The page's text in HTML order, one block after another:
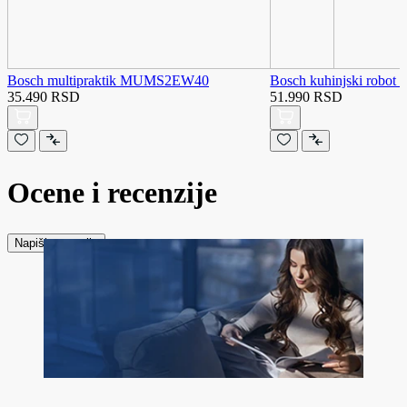
Bosch multipraktik MUMS2EW40
35.490 RSD
Bosch kuhinjski robot
51.990 RSD
Ocene i recenzije
Napiši recenziju